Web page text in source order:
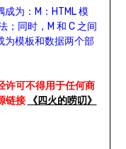
为：M：HTML 模
同时，M 和 C 之间
为模板和数据两个部
许可不得用于任何商
链接
《四火的唠叨》